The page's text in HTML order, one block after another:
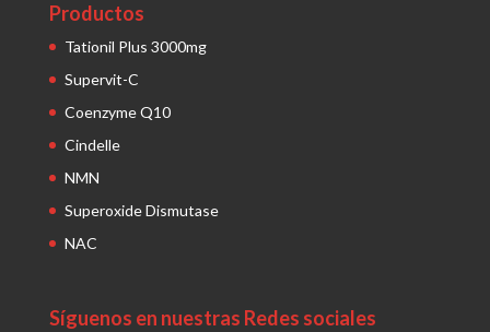
Productos
Tationil Plus 3000mg
Supervit-C
Coenzyme Q10
Cindelle
NMN
Superoxide Dismutase
NAC
Síguenos en nuestras Redes sociales